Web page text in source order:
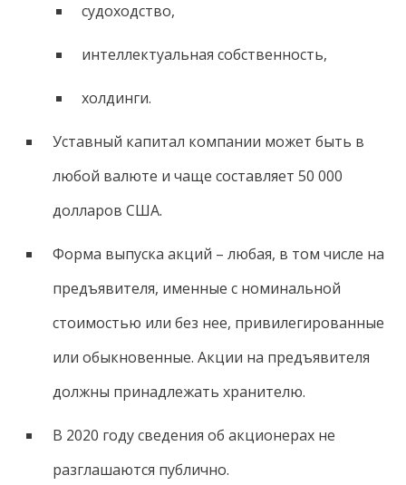
судоходство,
интеллектуальная собственность,
холдинги.
Уставный капитал компании может быть в
любой валюте и чаще составляет 50 000
долларов США.
Форма выпуска акций – любая, в том числе на
предъявителя, именные с номинальной
стоимостью или без нее, привилегированные
или обыкновенные. Акции на предъявителя
должны принадлежать хранителю.
В 2020 году сведения об акционерах не
разглашаются публично.